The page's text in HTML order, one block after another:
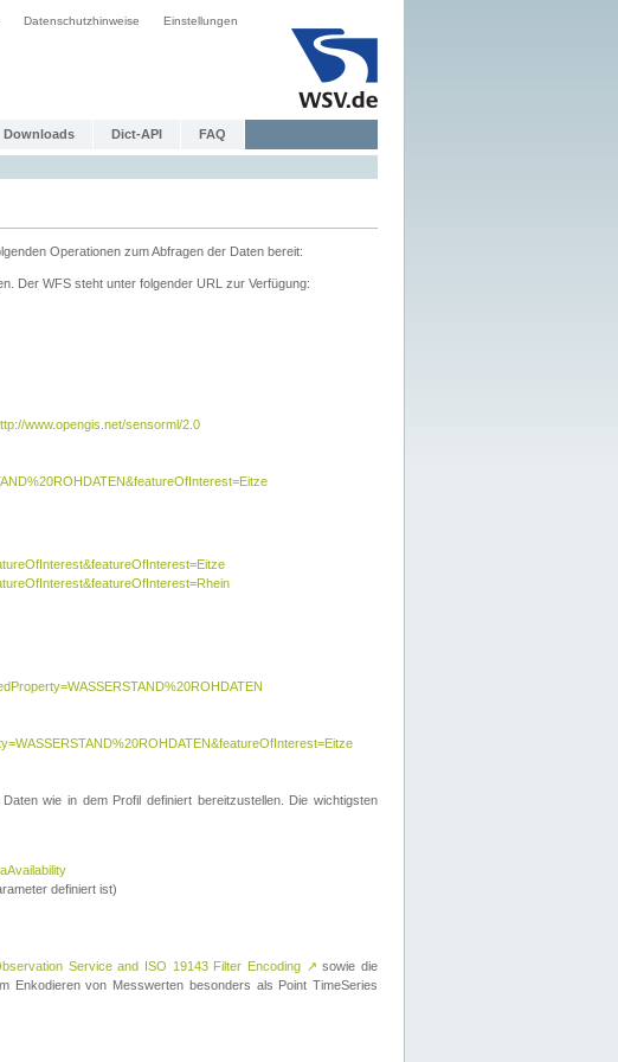
Datenschutzhinweise Einstellungen
Downloads Dict-API FAQ
Operationen zum Abfragen der Daten bereit:
Der WFS steht unter folgender URL zur Verfügung:
www.opengis.net/sensorml/2.0
wie in dem Profil definiert bereitzustellen. Die wichtigsten
definiert ist)
Service and ISO 19143 Filter Encoding ↗ sowie die
Enkodieren von Messwerten besonders als Point TimeSeries